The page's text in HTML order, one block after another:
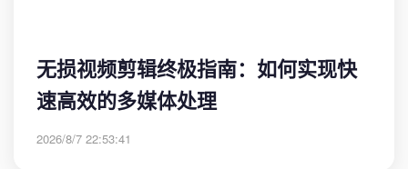
无损视频剪辑终极指南：如何实现快
速高效的多媒体处理
2026/8/7 22:53:41